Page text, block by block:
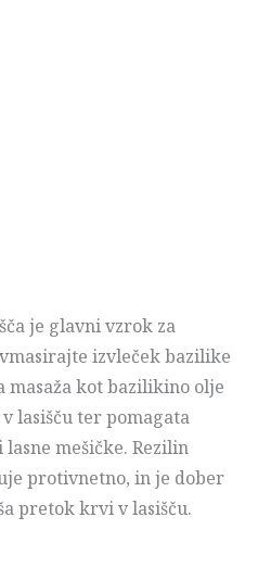
je glavni vzrok za
izvleček bazilike
masaža kot bazilikino olje
lasišču ter pomagata
mešičke. Rezilin
protivnetno, in je dober
pretok krvi v lasišču.